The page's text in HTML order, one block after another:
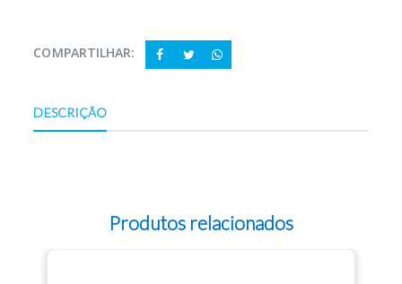
COMPARTILHAR:
DESCRIÇÃO
Produtos relacionados